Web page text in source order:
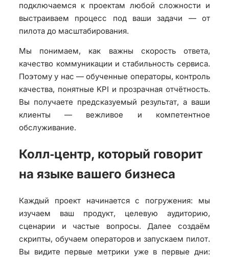
подключаемся к проектам любой сложности и
выстраиваем процесс под ваши задачи — от
пилота до масштабирования.
Мы понимаем, как важны скорость ответа,
качество коммуникации и стабильность сервиса.
Поэтому у нас — обученные операторы, контроль
качества, понятные KPI и прозрачная отчётность.
Вы получаете предсказуемый результат, а ваши
клиенты — вежливое и компетентное
обслуживание.
Колл‑центр, который говорит
на языке вашего бизнеса
Каждый проект начинается с погружения: мы
изучаем ваш продукт, целевую аудиторию,
сценарии и частые вопросы. Далее создаём
скрипты, обучаем операторов и запускаем пилот.
Вы видите первые метрики уже в первые дни: